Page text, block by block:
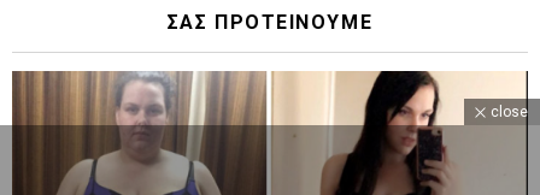
ΣΑΣ ΠΡΟΤΕΙΝΟΥΜΕ
close